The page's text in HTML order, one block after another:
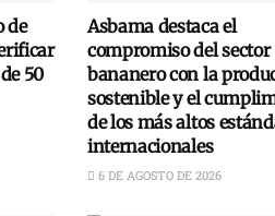
de
50
Asbama destaca el
compromiso del sector
bananero con la
sostenible y el
de los más altos
internacionales
6 DE AGOSTO DE 2026